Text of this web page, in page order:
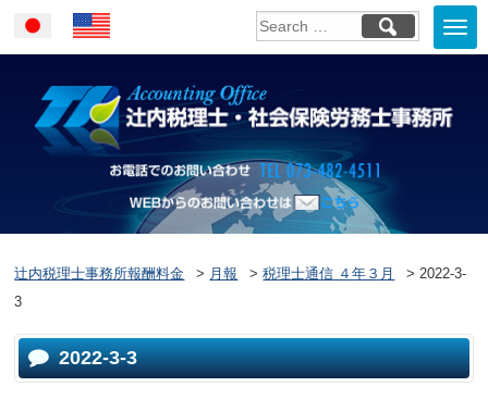
JapaneseEnglish
お電話でのお
WEBからのお問い合わせはこ
辻内税理士事務所報酬料金 > 月報 >税理士通信 ４年３月 >2022-3-
3
2022-3-3